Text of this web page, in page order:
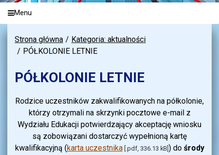
Menu
Strona główna
Kategoria: aktualności
PÓŁKOLONIE LETNIE
PÓŁKOLONIE LETNIE
Rodzice uczestników zakwalifikowanych na półkolonie,
którzy otrzymali na skrzynki pocztowe e-mail z
Wydziału Edukacji potwierdzający akceptację wniosku
są zobowiązani dostarczyć wypełnioną kartę
kwalifikacyjną (karta uczestnika[.pdf, 336.13 kB] ) do środy